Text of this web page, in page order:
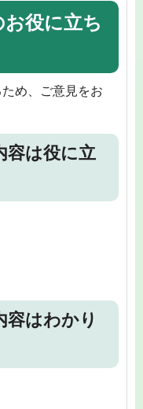
役に立ち
め、ご意見をお
容は役に立
容はわかり